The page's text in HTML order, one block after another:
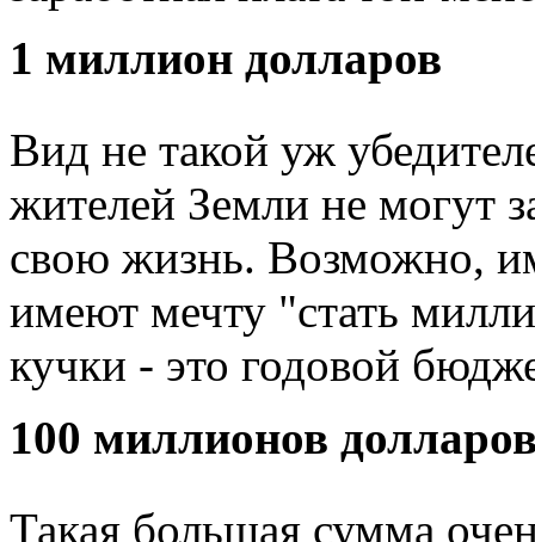
1 миллион долларов
Вид не такой уж
жителей Земли не могут
свою жизнь. Возможно,
имеют мечту "стать
кучки - это годовой
100 миллионов
Такая большая сумма